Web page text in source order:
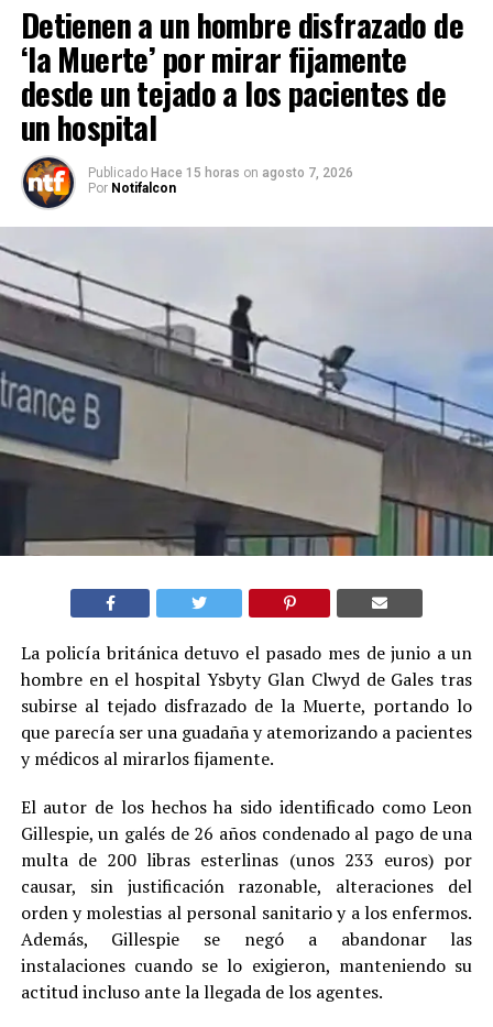
Detienen a un hombre disfrazado de
‘la Muerte’ por mirar fijamente
desde un tejado a los pacientes de
un hospital
Publicado Hace 15 horas on agosto 7, 2026
Por Notifalcon
La policía británica detuvo el pasado mes de junio a un
hombre en el hospital Ysbyty Glan Clwyd de Gales tras
subirse al tejado disfrazado de la Muerte, portando lo
que parecía ser una guadaña y atemorizando a pacientes
y médicos al mirarlos fijamente.
El autor de los hechos ha sido identificado como Leon
Gillespie, un galés de 26 años condenado al pago de una
multa de 200 libras esterlinas (unos 233 euros) por
causar, sin justificación razonable, alteraciones del
orden y molestias al personal sanitario y a los enfermos.
Además, Gillespie se negó a abandonar las
instalaciones cuando se lo exigieron, manteniendo su
actitud incluso ante la llegada de los agentes.